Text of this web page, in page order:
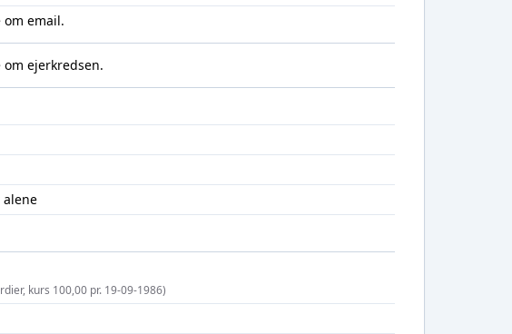
email.
ejerkredsen.
alene
kurs 100,00 pr. 19-09-1986)